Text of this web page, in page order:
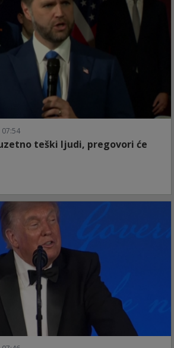
07:54
teški ljudi, pregovori će